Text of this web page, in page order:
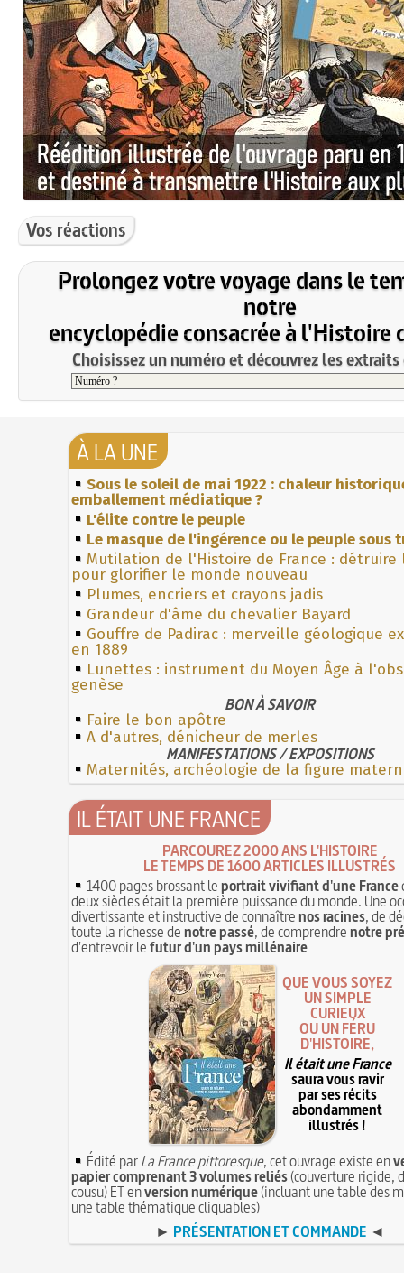
Vos réactions
Prolongez votre voyage dans le
notre
encyclopédie consacrée à l'Histoire
Choisissez un numéro et découvrez les
À LA UNE
Sous le soleil de mai 1922 : chaleur
emballement médiatique ?
L'élite contre le peuple
Le masque de l'ingérence ou le peuple sous
Mutilation de l'Histoire de France : détruire
pour glorifier le monde nouveau
Plumes, encriers et crayons jadis
Grandeur d'âme du chevalier Bayard
Gouffre de Padirac : merveille géologique
en 1889
Lunettes : instrument du Moyen Âge à
genèse
BON À SAVOIR
Faire le bon apôtre
A d'autres, dénicheur de merles
MANIFESTATIONS / EXPOSITIONS
Maternités, archéologie de la figure
IL ÉTAIT UNE FRANCE
PARCOUREZ 2000 ANS L'HISTOIRE
LE TEMPS DE 1600 ARTICLES ILLUSTRÉS
1400 pages brossant leportrait vivifiant d'une France
deux siècles était la première puissance du monde. Une
divertissante et instructive de connaîtrenos racines, de
toute la richesse denotre passé, de comprendrenotre
d'entrevoir lefutur d'un pays millénaire
QUE VOUS SOYEZ
UN SIMPLE
CURIEUX
OU UN FÉRU
D'HISTOIRE,
Il était une France
saura vous ravir
par ses récits
abondamment
illustrés !
Édité parLa France pittoresque, cet ouvrage existe en
papier comprenant 3 volumes reliés(couverture rigide,
cousu) ET enversion numérique(incluant une table des
une table thématique cliquables)
► PRÉSENTATION ET COMMANDE ◄